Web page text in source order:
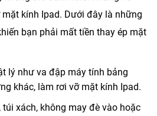
kính Ipad. Dưới đây là những
bạn phải mất tiền thay ép mặt
lý như va đập máy tính bảng
khác, làm rơi vỡ mặt kính Ipad.
xách, không may đè vào hoặc